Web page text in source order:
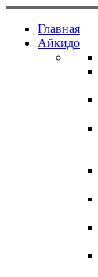
Главная
Айкидо